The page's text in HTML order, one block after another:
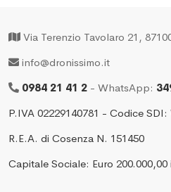
Via Terenzio Tavolaro 21,
info@dronissimo.it
0984 21 41 2 - WhatsApp:
P.IVA 02229140781 - Codice SDI:
R.E.A. di Cosenza N. 151450
Capitale Sociale: Euro 200.000,00